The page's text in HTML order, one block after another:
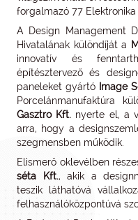
forgalmazó 77
A Design Management
Hivatalának különdíját a
innovatív és
építésztervező és
paneleket gyártó Image
Porcelánmanufaktúra
Gasztro Kft. nyerte el, a
arra, hogy a
szegmensben működik.
Elismerő oklevélben
séta Kft., akik a
teszik láthatóvá
felhasználóközpontúvá